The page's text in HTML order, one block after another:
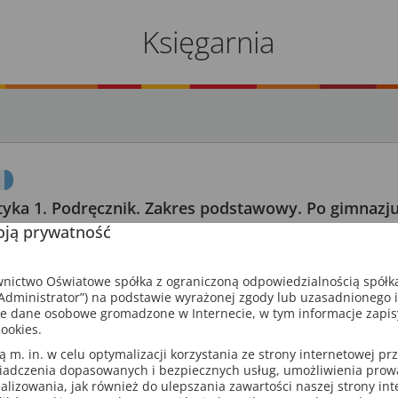
Księgarnia
1. Podręcznik. Zakres podstawowy. Po
M. Dobrowolska, M. Braun, J. Lech
liceum i technikum
280 stron
ISBN: 9788374202718
zgodny z podstawą programową obowiązującą w roku
uwzględnia zmiany wprowadzone w podstawie programowej dla
prywatność
Oświatowe spółka z ograniczoną odpowiedzialnością
na podstawie wyrażonej zgody lub uzasadnionego
dane osobowe gromadzone w Internecie, w tym informacje
m. in. w celu optymalizacji korzystania ze strony internetowej
dopasowanych i bezpiecznych usług, umożliwienia
jak również do ulepszania zawartości naszej strony